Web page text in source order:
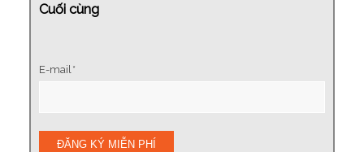
Cuối cùng
E-mail*
ĐĂNG KÝ MIỄN PHÍ